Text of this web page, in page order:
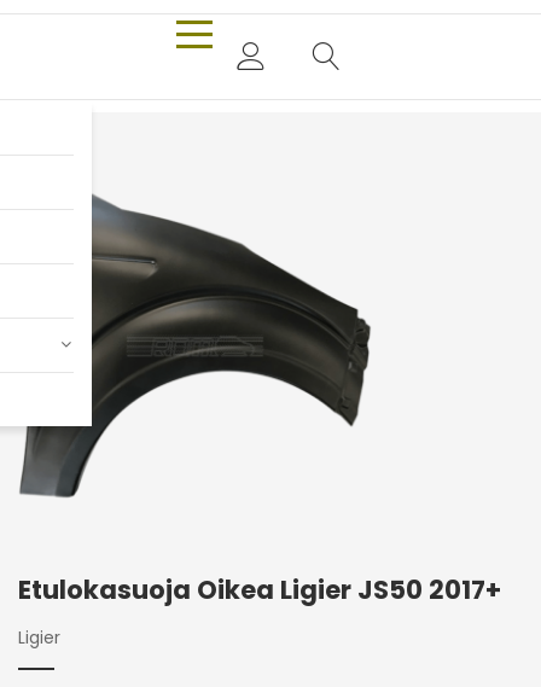
Etulokasuoja Oikea Ligier JS50 2017+
Ligier